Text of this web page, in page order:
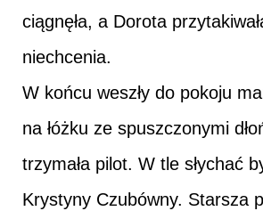
ciągnęła, a Dorota
niechcenia.
W końcu weszły do pokoju
na łóżku ze spuszczonymi
trzymała pilot. W tle słychać
Krystyny Czubówny. Starsza